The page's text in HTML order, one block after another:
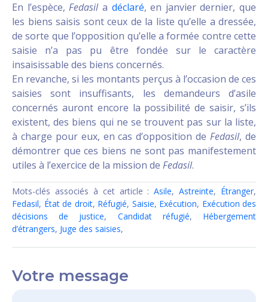
En l’espèce,Fedasila déclaré, en janvier dernier, que
les biens saisis sont ceux de la liste qu’elle a dressée,
de sorte que l’opposition qu’elle a formée contre cette
saisie n’a pas pu être fondée sur le caractère
insaisissable des biens concernés.
En revanche, si les montants perçus à l’occasion de ces
saisies sont insuffisants, les demandeurs d’asile
concernés auront encore la possibilité de saisir, s’ils
existent, des biens qui ne se trouvent pas sur la liste,
à charge pour eux, en cas d’opposition deFedasil, de
démontrer que ces biens ne sont pas manifestement
utiles à l’exercice de la mission de Fedasil.
Mots-clés associés à cet article :Asile,Astreinte, Étranger,
Fedasil, État de droit, Réfugié, Saisie, Exécution, Exécution des
décisions de justice, Candidat réfugié, Hébergement
d’étrangers, Juge des saisies,
Votre message